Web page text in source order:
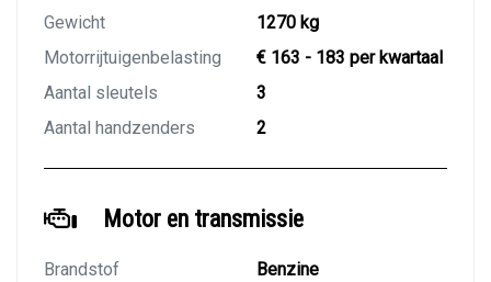
Gewicht
1270 kg
Motorrijtuigenbelasting
€ 163 - 183 per kwartaal
Aantal sleutels
3
Aantal handzenders
2
Motor en transmissie
Brandstof
Benzine